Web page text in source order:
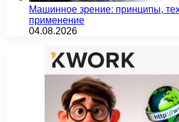
Машинное зрение: принципы,
применение
04.08.2026